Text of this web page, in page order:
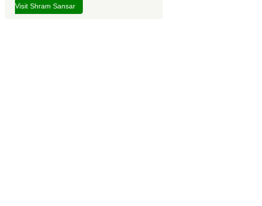
Visit Shram Sansar